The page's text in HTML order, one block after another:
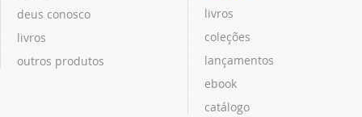
deus conosco
livros
outros produtos
livros
coleções
lançamentos
ebook
catálogo